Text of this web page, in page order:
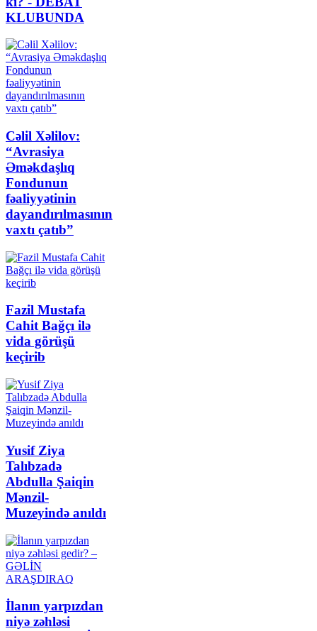
KLUBUNDA
Cəlil Xəlilov:
“Avrasiya
Əməkdaşlıq
Fondunun
fəaliyyətinin
dayandırılmasının
vaxtı çatıb”
Fazil Mustafa
Cahit Bağçı ilə
vida görüşü
keçirib
Yusif Ziya
Talıbzadə
Abdulla Şaiqin
Mənzil-
Muzeyində anıldı
İlanın yarpızdan
niyə zəhləsi